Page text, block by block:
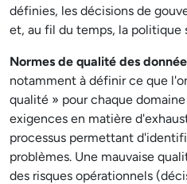
définies, les décisions de
et, au fil du temps, la politique
Normes de qualité des
notamment à définir ce que
qualité » pour chaque
exigences en matière
processus permettant
problèmes. Une mauvaise
des risques opérationnels